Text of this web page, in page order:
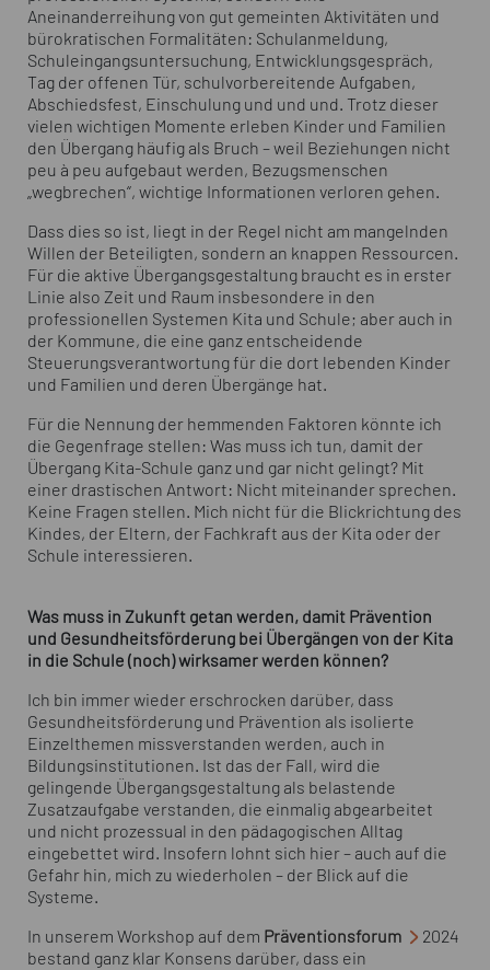
Aneinanderreihung von gut gemeinten Aktivitäten und
bürokratischen Formalitäten: Schulanmeldung,
Schuleingangsuntersuchung, Entwicklungsgespräch,
Tag der offenen Tür, schulvorbereitende Aufgaben,
Abschiedsfest, Einschulung und und und. Trotz dieser
vielen wichtigen Momente erleben Kinder und Familien
den Übergang häufig als Bruch – weil Beziehungen nicht
peu à peu aufgebaut werden, Bezugsmenschen
„wegbrechen“, wichtige Informationen verloren gehen.
Dass dies so ist, liegt in der Regel nicht am mangelnden
Willen der Beteiligten, sondern an knappen Ressourcen.
Für die aktive Übergangsgestaltung braucht es in erster
Linie also Zeit und Raum insbesondere in den
professionellen Systemen Kita und Schule; aber auch in
der Kommune, die eine ganz entscheidende
Steuerungsverantwortung für die dort lebenden Kinder
und Familien und deren Übergänge hat.
Für die Nennung der hemmenden Faktoren könnte ich
die Gegenfrage stellen: Was muss ich tun, damit der
Übergang Kita-Schule ganz und gar nicht gelingt? Mit
einer drastischen Antwort: Nicht miteinander sprechen.
Keine Fragen stellen. Mich nicht für die Blickrichtung des
Kindes, der Eltern, der Fachkraft aus der Kita oder der
Schule interessieren.
Was muss in Zukunft getan werden, damit Prävention
und Gesundheitsförderung bei Übergängen von der Kita
in die Schule (noch) wirksamer werden können?
Ich bin immer wieder erschrocken darüber, dass
Gesundheitsförderung und Prävention als isolierte
Einzelthemen missverstanden werden, auch in
Bildungsinstitutionen. Ist das der Fall, wird die
gelingende Übergangsgestaltung als belastende
Zusatzaufgabe verstanden, die einmalig abgearbeitet
und nicht prozessual in den pädagogischen Alltag
eingebettet wird. Insofern lohnt sich hier – auch auf die
Gefahr hin, mich zu wiederholen – der Blick auf die
Systeme.
In unserem Workshop auf dem Präventionsforum
2024
bestand ganz klar Konsens darüber, dass ein